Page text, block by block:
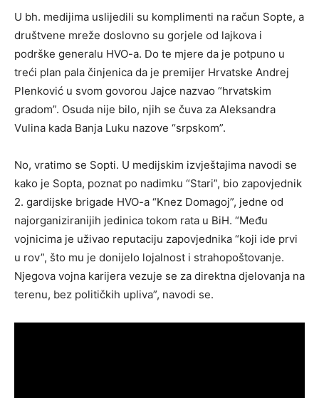
U bh. medijima uslijedili su komplimenti na račun Sopte, a
društvene mreže doslovno su gorjele od lajkova i
podrške generalu HVO-a. Do te mjere da je potpuno u
treći plan pala činjenica da je premijer Hrvatske Andrej
Plenković u svom govorou Jajce nazvao “hrvatskim
gradom”. Osuda nije bilo, njih se čuva za Aleksandra
Vulina kada Banja Luku nazove “srpskom”.
No, vratimo se Sopti. U medijskim izvještajima navodi se
kako je Sopta, poznat po nadimku “Stari”, bio zapovjednik
2. gardijske brigade HVO-a “Knez Domagoj”, jedne od
najorganiziranijih jedinica tokom rata u BiH. “Među
vojnicima je uživao reputaciju zapovjednika “koji ide prvi
u rov”, što mu je donijelo lojalnost i strahopoštovanje.
Njegova vojna karijera vezuje se za direktna djelovanja na
terenu, bez političkih upliva”, navodi se.